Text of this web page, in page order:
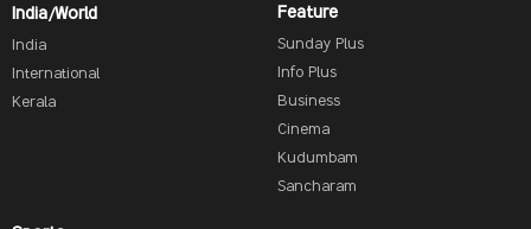
India/World
India
International
Kerala
Feature
Sunday Plus
Info Plus
Business
Cinema
Kudumbam
Sancharam